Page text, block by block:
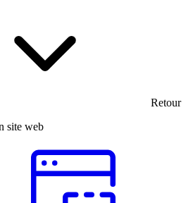
Retour
site web